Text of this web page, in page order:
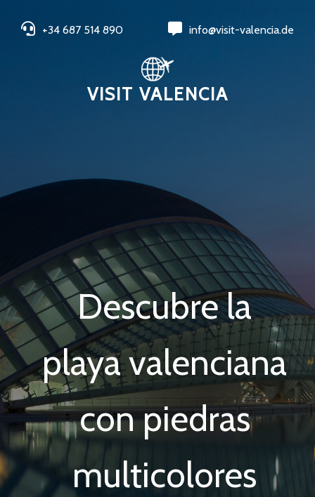
+34 687 514 890 info@visit-valencia.de
VISIT VALENCIA
Descubre la
playa valenciana
con piedras
multicolores